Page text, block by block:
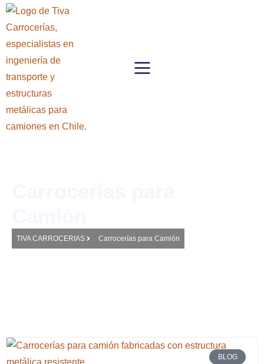
TIVA CARROCERIAS Carrocerías para Camión
BLOG